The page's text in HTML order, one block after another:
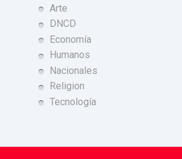
Arte
DNCD
Economía
Humanos
Nacionales
Religion
Tecnología